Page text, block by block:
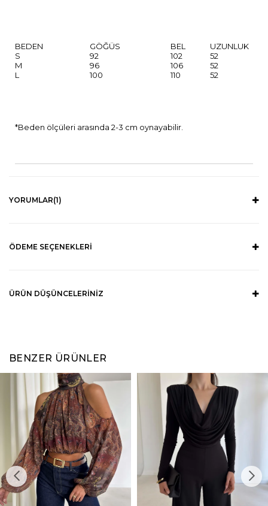
BEDEN GÖĞÜS BEL
UZUNLUK
S
92 102
52
M
96 106
52
L
100 110 52
*Beden ölçüleri arasında 2-3 cm oynayabilir.
YORUMLAR(1)
ÖDEME SEÇENEKLERI
ÜRÜN DÜŞÜNCELERINIZ
BENZER ÜRÜNLER